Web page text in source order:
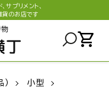
サプリメント、
貨のお店です
shopping_cart
小型